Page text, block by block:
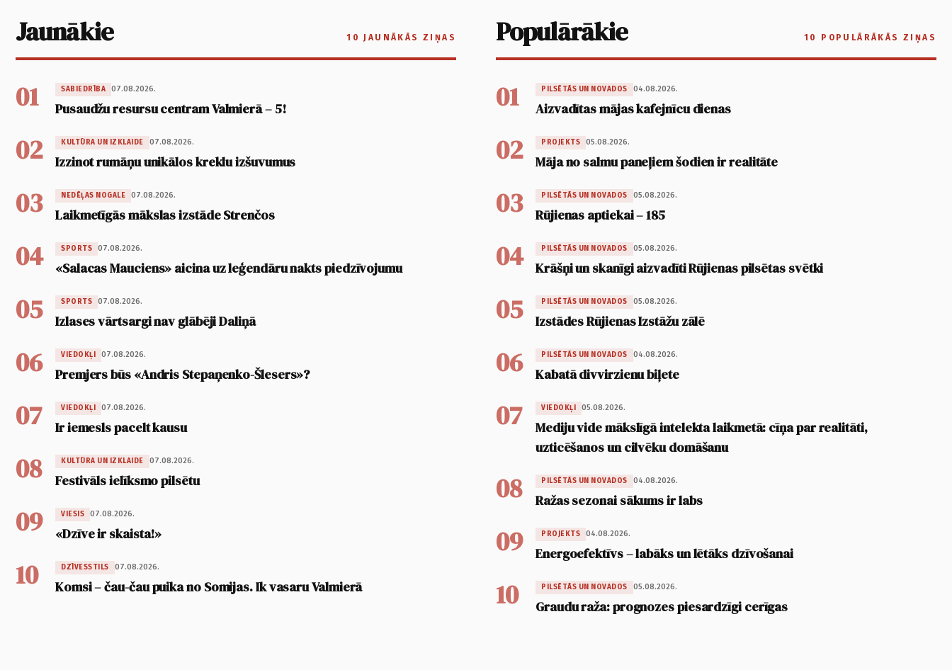
Jaunākie 10 JAUNĀKĀS ZIŅAS
01 SABIEDRĪBA 07.08.2026.
Pusaudžu resursu centram Valmierā – 5!
02 KULTŪRA UN IZKLAIDE 07.08.2026.
Izzinot rumāņu unikālos kreklu izšuvumus
03 NEDĒĻAS NOGALE 07.08.2026.
Laikmetīgās mākslas izstāde Strenčos
04 SPORTS 07.08.2026.
«Salacas Mauciens» aicina uz leģendāru nakts piedzīvojumu
05 SPORTS 07.08.2026.
Izlases vārtsargi nav glābēji Daliņā
06 VIEDOKĻI 07.08.2026.
Premjers būs «Andris Stepaņenko-Šlesers»?
07 VIEDOKĻI 07.08.2026.
Ir iemesls pacelt kausu
08 KULTŪRA UN IZKLAIDE 07.08.2026.
Festivāls ielīksmo pilsētu
09 VIESIS 07.08.2026.
«Dzīve ir skaista!»
10 DZĪVESSTILS 07.08.2026.
Komsi – čau-čau puika no Somijas. Ik vasaru Valmierā
Populārākie 10 POPULĀRĀKĀS ZIŅAS
01 PILSĒTĀS UN NOVADOS 04.08.2026.
Aizvadītas mājas kafejnīcu dienas
02 PROJEKTS 05.08.2026.
Māja no salmu paneļiem šodien ir realitāte
03 PILSĒTĀS UN NOVADOS 05.08.2026.
Rūjienas aptiekai – 185
04 PILSĒTĀS UN NOVADOS 05.08.2026.
Krāšņi un skanīgi aizvadīti Rūjienas pilsētas svētki
05 PILSĒTĀS UN NOVADOS 05.08.2026.
Izstādes Rūjienas Izstāžu zālē
06 PILSĒTĀS UN NOVADOS 04.08.2026.
Kabatā divvirzienu biļete
07 VIEDOKĻI 05.08.2026.
Mediju vide mākslīgā intelekta laikmetā: cīņa par realitāti,
uzticēšanos un cilvēku domāšanu
08 PILSĒTĀS UN NOVADOS 04.08.2026.
Ražas sezonai sākums ir labs
09 PROJEKTS 04.08.2026.
Energoefektīvs – labāks un lētāks dzīvošanai
10 PILSĒTĀS UN NOVADOS 05.08.2026.
Graudu raža: prognozes piesardzīgi cerīgas